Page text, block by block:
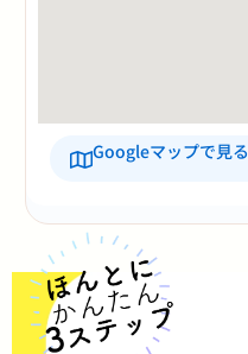
Googleマップで見る